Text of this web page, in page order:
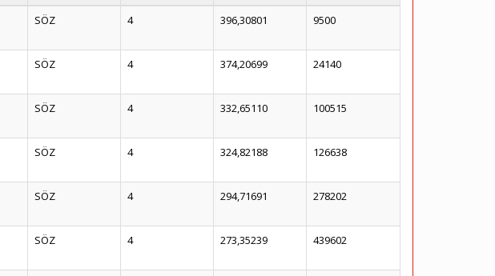
SÖZ 4 396,30801 9500
SÖZ 4 374,20699 24140
SÖZ 4 332,65110 100515
SÖZ 4 324,82188 126638
SÖZ 4 294,71691 278202
SÖZ 4 273,35239 439602